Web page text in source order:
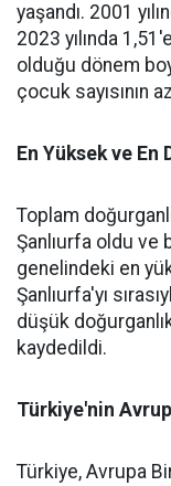
yaşandı. 2001
2023 yılında
olduğu dönem
çocuk sayısının
En Yüksek ve En
Toplam
Şanlıurfa oldu ve
genelindeki en
Şanlıurfa'yı
düşük
kaydedildi.
Türkiye'nin
Türkiye, Avrupa